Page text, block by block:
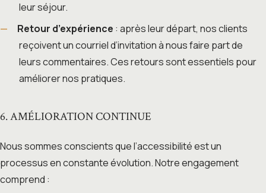
leur séjour.
Retour d’expérience : après leur départ, nos clients
reçoivent un courriel d’invitation à nous faire part de
leurs commentaires. Ces retours sont essentiels pour
améliorer nos pratiques.
6. AMÉLIORATION CONTINUE
Nous sommes conscients que l’accessibilité est un
processus en constante évolution. Notre engagement
comprend :